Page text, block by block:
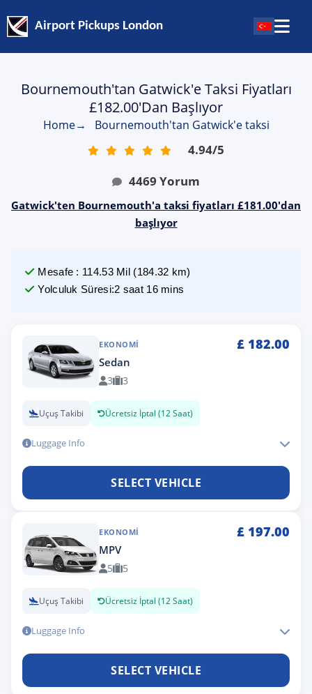
Airport Pickups London
Bournemouth'tan Gatwick'e Taksi Fiyatları
£182.00'dan Başlıyor
Home→ Bournemouth'tan Gatwick'e taksi
4.94/5
4469 Yorum
Gatwick'ten Bournemouth'a taksi fiyatları £181.00'dan
başlıyor
Mesafe : 114.53 Mil (184.32 km)
Yolculuk Süresi:2 saat 16 mins
EKONOMI £ 182.00
Sedan
3 3
Uçuş Takibi Ücretsiz İptal (12 Saat)
Luggage Info
SELECT VEHICLE
EKONOMI £ 197.00
MPV
5 5
Uçuş Takibi Ücretsiz İptal (12 Saat)
Luggage Info
SELECT VEHICLE